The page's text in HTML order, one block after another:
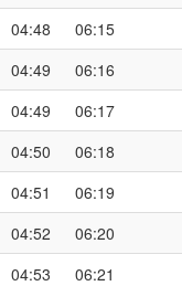
04:48 06:15
04:49 06:16
04:49 06:17
04:50 06:18
04:51 06:19
04:52 06:20
04:53 06:21